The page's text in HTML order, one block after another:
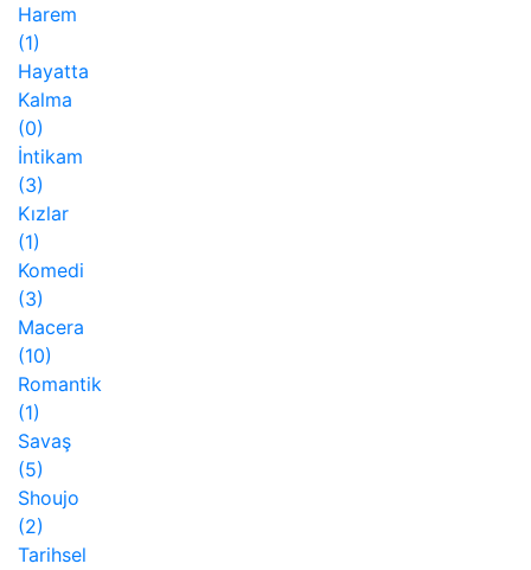
Harem
(1)
Hayatta
Kalma
(0)
İntikam
(3)
Kızlar
(1)
Komedi
(3)
Macera
(10)
Romantik
(1)
Savaş
(5)
Shoujo
(2)
Tarihsel